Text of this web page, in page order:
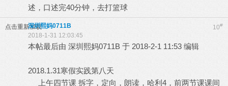
述，口述完40分钟，去打篮球
点击重新加载 10#
深圳熙妈0711B
2018-1-31 12:03:45
本帖最后由 深圳熙妈0711B 于 2018-2-1 11:53 编辑
2018.1.31寒假实践第八天
上午四节课 拆字，定向，朗读，哈利4，前两节课课间